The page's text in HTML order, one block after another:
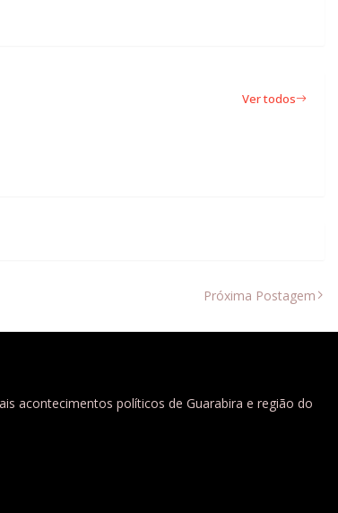
Ver todos
Próxima Postagem
acontecimentos políticos de Guarabira e região do